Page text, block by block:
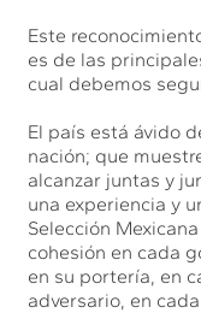
Este
es de las
cual debemos
El país está ávido
nación; que
alcanzar juntas y
una experiencia y
Selección
cohesión en cada
en su portería, en
adversario, en